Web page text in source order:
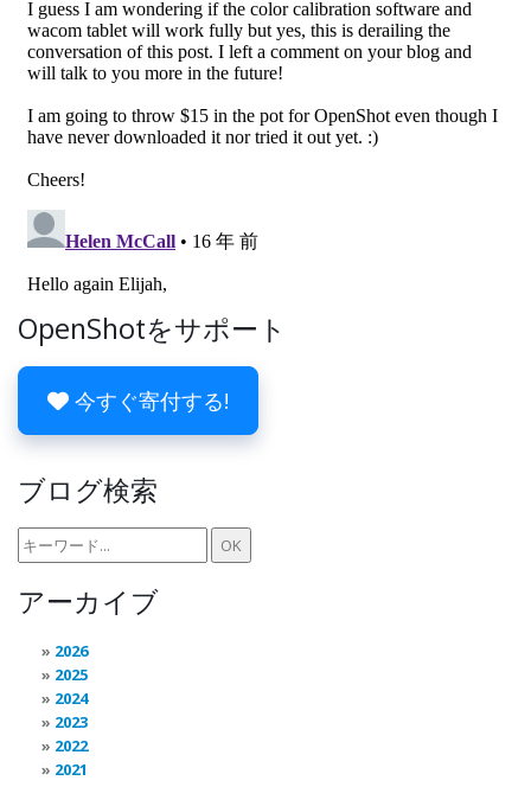
OpenShotをサポート
今すぐ寄付する!
ブログ検索
アーカイブ
2026
2025
2024
2023
2022
2021